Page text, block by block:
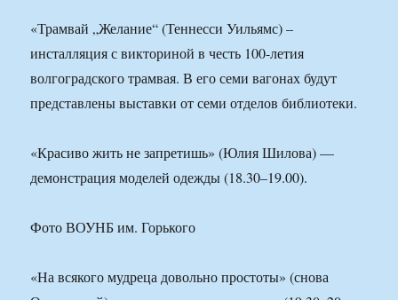
«Трамвай „Желание“ (Теннесси Уильямс) –
инсталляция с викториной в честь 100-летия
волгоградского трамвая. В его семи вагонах будут
представлены выставки от семи отделов библиотеки.
«Красиво жить не запретишь» (Юлия Шилова) —
демонстрация моделей одежды (18.30–19.00).
Фото ВОУНБ им. Горького
«На всякого мудреца довольно простоты» (снова